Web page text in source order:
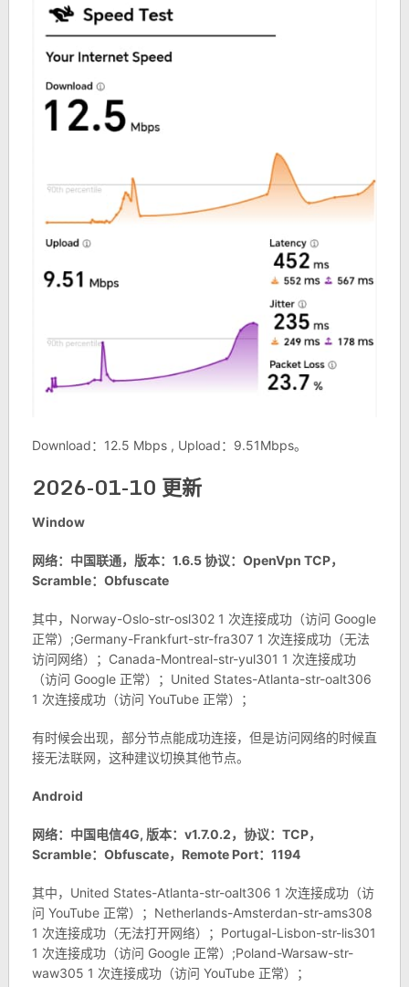
Download：12.5 Mbps , Upload：9.51Mbps。
2026-01-10 更新
Window
网络：中国联通，版本：1.6.5 协议：OpenVpn TCP，
Scramble：Obfuscate
其中，Norway-Oslo-str-osl302 1 次连接成功（访问 Google
正常）;Germany-Frankfurt-str-fra307 1 次连接成功（无法
访问网络）；Canada-Montreal-str-yul301 1 次连接成功
（访问 Google 正常）；United States-Atlanta-str-oalt306
1 次连接成功（访问 YouTube 正常）；
有时候会出现，部分节点能成功连接，但是访问网络的时候直
接无法联网，这种建议切换其他节点。
Android
网络：中国电信4G, 版本：v1.7.0.2，协议：TCP，
Scramble：Obfuscate，Remote Port：1194
其中，United States-Atlanta-str-oalt306 1 次连接成功（访
问 YouTube 正常）；Netherlands-Amsterdan-str-ams308
1 次连接成功（无法打开网络）；Portugal-Lisbon-str-lis301
1 次连接成功（访问 Google 正常）;Poland-Warsaw-str-
waw305 1 次连接成功（访问 YouTube 正常）；